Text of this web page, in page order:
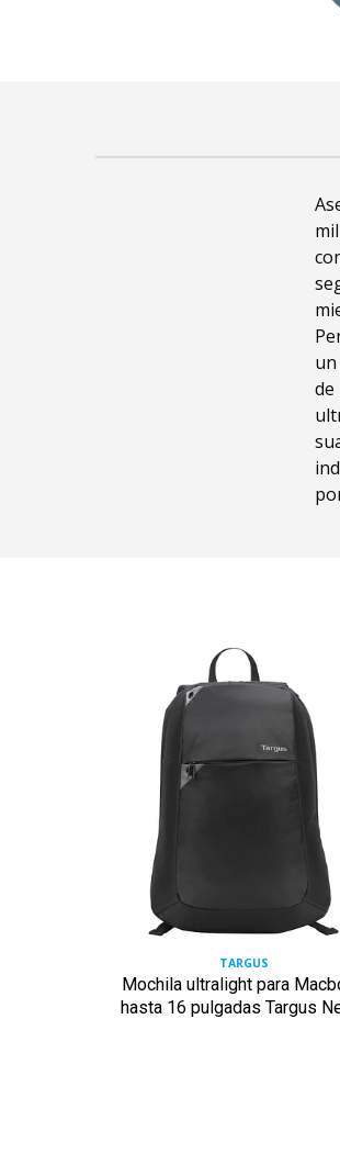
de
TARGUS
Mochila ultralight para
hasta 16 pulgadas Targus